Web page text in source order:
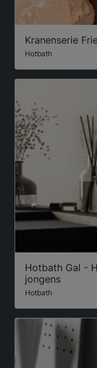
Kranenserie
Hotbath
Hotbath Gal -
jongens
Hotbath